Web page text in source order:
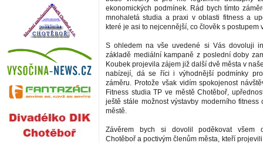
ekonomických podmínek. Rád bych tímto
mnohaletá studia a praxi v oblasti fitness a
které je asi to nejcennější, co člověk s postupem
S ohledem na vše uvedené si Vás dovoluji
základě mediální kampaně z poslední doby
Koubek projevila zájem již další dvě města v
nabízejí, dá se říci i výhodnější podmínky
záměru. Protože však vidím spokojenost
Fitness studia TP ve městě Chotěboř,
ještě stále možnost výstavby moderního fitness
městě.
Závěrem bych si dovolil poděkovat všem
Chotěboř a poctivým členům města, kteří